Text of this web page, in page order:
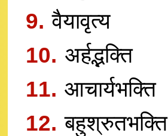
9. वैयावृत्य
10. अर्हद्भक्ति
11. आचार्यभक्ति
12. बहुश्रुतभक्ति